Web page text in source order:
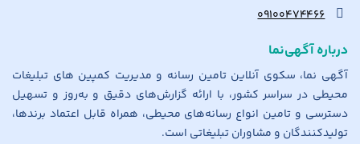
۰۹۱۰۰۴۷۴۴۶۶
درباره آگهی‌نما
آگهی نما، سکوی آنلاین تامین رسانه و مدیریت کمپین های تبلیغات
محیطی در سراسر کشور، با ارائه گزارش‌های دقیق و به‌روز و تسهیل
دسترسی و تامین انواع رسانه‌های محیطی، همراه قابل اعتماد برندها،
تولیدکنندگان و مشاوران تبلیغاتی است.